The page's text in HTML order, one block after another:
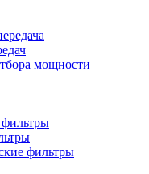
мощности
фильтры